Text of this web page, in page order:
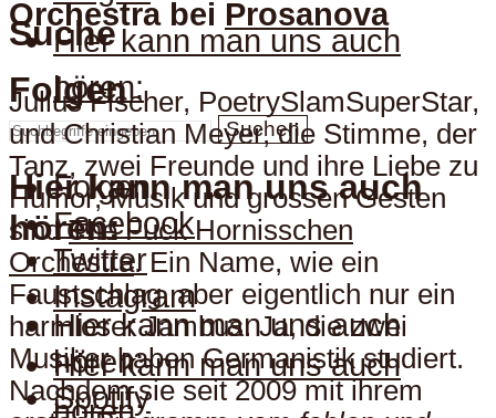
Suche
Suchen
Hier kann man uns auch
hören:
Hier kann man uns auch
hören:
Hier kann man uns auch
hören:
Spotify
Folgen
Folgen
Facebook
Twitter
Instagram
Hier kann man uns auch
Orchestra bei Prosanova
Julius Fischer, PoetrySlamSuperStar,
und Christian Meyer, die Stimme, der
Tanz, zwei Freunde und ihre Liebe zu
Humor, Musik und grossen Gesten
sindThe Fuck Hornisschen
Orchestra. Ein Name, wie ein
Faustschlag, aber eigentlich nur ein
harmloser Jambus. Ja, die zwei
Musiker haben Germanistik studiert.
Nachdem sie seit 2009 mit ihrem